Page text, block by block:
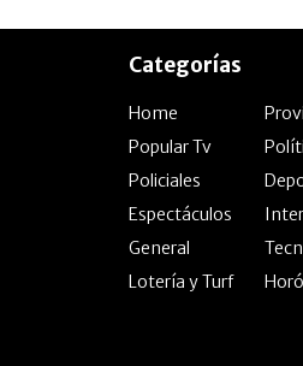
Categorías
Home
Popular Tv
Policiales
Espectáculos
General
Lotería y Turf